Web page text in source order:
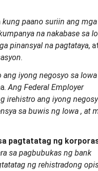
kung paano suriin ang mga
na nakabase sa
pinansyal na pagtataya,
.
ang iyong negosyo sa Iowa
Ang Federal Employer
irehistro ang iyong
sa buwis ng Iowa , at
pagtatatag ng
sa pagbubukas ng bank
ng rehistradong